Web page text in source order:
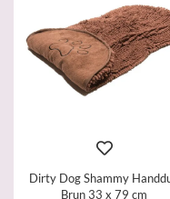
Dirty Dog Shammy
Brun 33 x 79 cm